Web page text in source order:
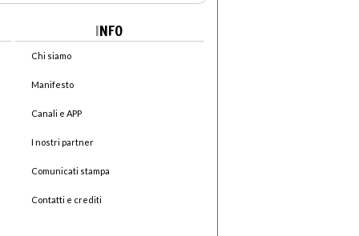
INFO
Chi siamo
Manifesto
Canali e APP
I nostri partner
Comunicati stampa
Contatti e crediti